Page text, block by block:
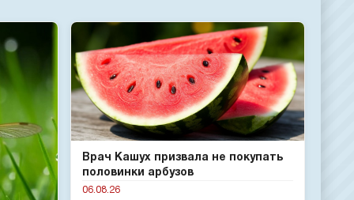
Врач Кашух призвала не покупать
половинки арбузов
06.08.26